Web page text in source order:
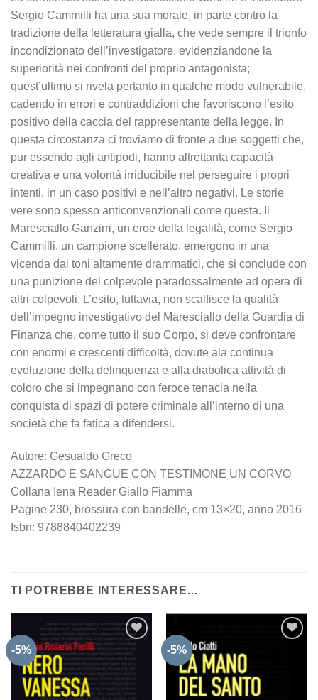
Sergio Cammilli ha una sua morale, in parte contro la
tradizione della letteratura gialla, che vede sempre il trionfo
incondizionato dell’investigatore. evidenziandone la
superiorità nei confronti del proprio antagonista;
quest’ultimo si rivela pertanto in qualche modo vulnerabile,
cadendo in errori e contraddizioni che favoriscono l’esito
positivo della caccia del rappresentante della legge. In
questa circostanza ci troviamo di fronte a due soggetti che,
pur essendo agli antipodi, hanno altrettanta capacità
creativa e una volontà irriducibile nel perseguire i propri
intenti, in un caso positivi e nell’altro negativi. Le storie
vere sono spesso anticonvenzionali come questa. Il
Maresciallo Ganzirri, un eroe della legalità, come Sergio
Cammilli, un campione scellerato, emergono in una
vicenda dai toni altamente drammatici, che si conclude con
una punizione del colpevole paradossalmente ad opera di
altri colpevoli. L’esito, tuttavia, non scalfisce la qualità
dell’impegno investigativo del Maresciallo della Guardia di
Finanza che, come tutto il suo Corpo, si deve confrontare
con enormi e crescenti difficoltà, dovute ala continua
evoluzione della delinquenza e alla diabolica attività di
coloro che si impegnano con feroce tenacia nella
conquista di spazi di potere criminale all’interno di una
società che fa fatica a difendersi.
Autore: Gesualdo Greco
AZZARDO E SANGUE CON TESTIMONE UN CORVO
Collana Iena Reader Giallo Fiamma
Pagine 230, brossura con bandelle, cm 13×20, anno 2016
Isbn: 9788840402239
TI POTREBBE INTERESSARE…
-5%
Aggiungi
alla lista
dei
-5%